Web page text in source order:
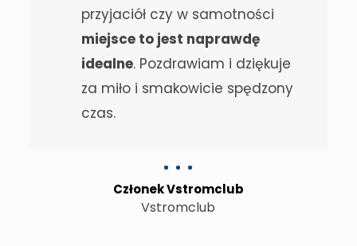
przyjaciół czy w samotności
miejsce to jest naprawdę
idealne. Pozdrawiam i dziękuje
za miło i smakowicie spędzony
czas.
Członek Vstromclub
Vstromclub